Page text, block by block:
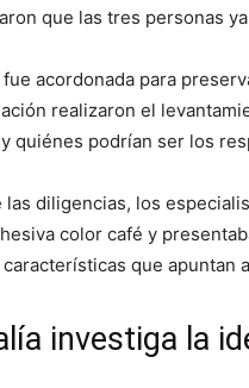
que las tres personas
fue acordonada para
realizaron el
quiénes podrían ser los
las diligencias, los
color café y
características que apuntan
investiga la